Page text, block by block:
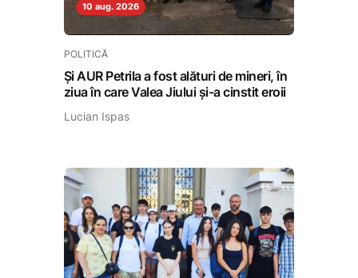
10 aug. 2026
POLITICĂ
Și AUR Petrila a fost alături de mineri, în
ziua în care Valea Jiului și-a cinstit eroii
Lucian Ispas